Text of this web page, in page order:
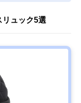
ュック5選